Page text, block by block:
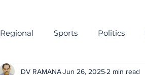
Regional Sports Politics
EDITORIAL
DV RAMANAJun 26, 2025 2 min read